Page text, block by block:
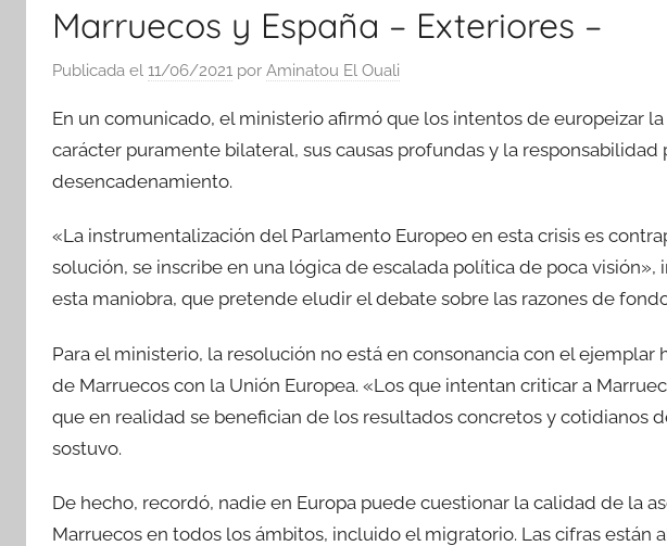
Marruecos y España – Exteriores –
Publicada el 11/06/2021 por Aminatou El Ouali
En un comunicado, el ministerio afirmó que los intentos de europeizar
carácter puramente bilateral, sus causas profundas y la responsabilidad
desencadenamiento.
«La instrumentalización del Parlamento Europeo en esta crisis es
solución, se inscribe en una lógica de escalada política de poca
esta maniobra, que pretende eludir el debate sobre las razones de
Para el ministerio, la resolución no está en consonancia con el
de Marruecos con la Unión Europea. «Los que intentan criticar a
que en realidad se benefician de los resultados concretos y cotidianos
sostuvo.
De hecho, recordó, nadie en Europa puede cuestionar la calidad de la
Marruecos en todos los ámbitos, incluido el migratorio. Las cifras están